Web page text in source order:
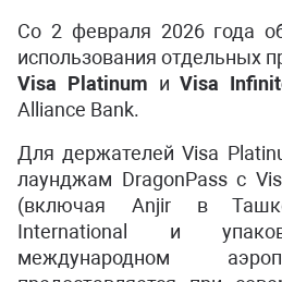
Со 2 февраля 2026 года
использования отдельных
Visa Platinum иVisa
Alliance Bank.
Для держателей Visa
лаунджам DragonPass с
(включая Anjir в
International и
международном